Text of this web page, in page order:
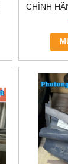
CHÍNH
HÀ